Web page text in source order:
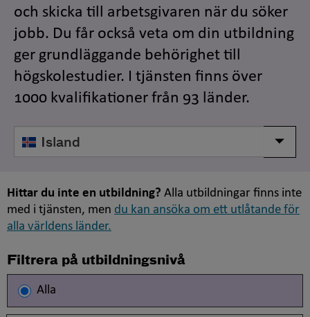
och skicka till arbetsgivaren när du söker
jobb. Du får också veta om din utbildning
ger grundläggande behörighet till
högskolestudier. I tjänsten finns över
1000 kvalifikationer från 93 länder.
land
Visa/
Hittar du inte en utbildning? Alla utbildningar finns inte
med i tjänsten, men du kan ansöka om ett utlåtande för
alla världens länder.
Filtrera på utbildningsnivå
Alla